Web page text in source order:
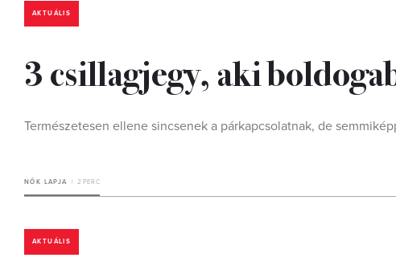
AKTUÁLIS
3 csillagjegy, aki
Természetesen ellene sincsenek a párkapcsolatnak, de
NŐK LAPJA 2 PERC
AKTUÁLIS